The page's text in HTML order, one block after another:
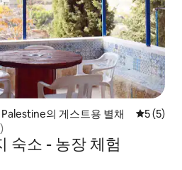
의 게스트용 별채 평점 5점
5 (5)
숙소 - 농장 체험